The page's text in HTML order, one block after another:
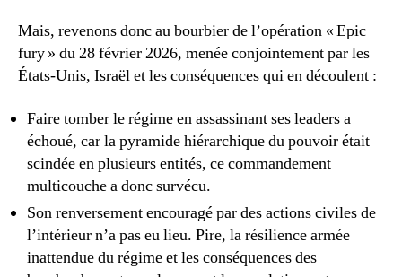
Mais, revenons donc au bourbier de l’opération « Epic
fury » du 28 février 2026, menée conjointement par les
États-Unis, Israël et les conséquences qui en découlent :
Faire tomber le régime en assassinant ses leaders a
échoué, car la pyramide hiérarchique du pouvoir était
scindée en plusieurs entités, ce commandement
multicouche a donc survécu.
Son renversement encouragé par des actions civiles de
l’intérieur n’a pas eu lieu. Pire, la résilience armée
inattendue du régime et les conséquences des